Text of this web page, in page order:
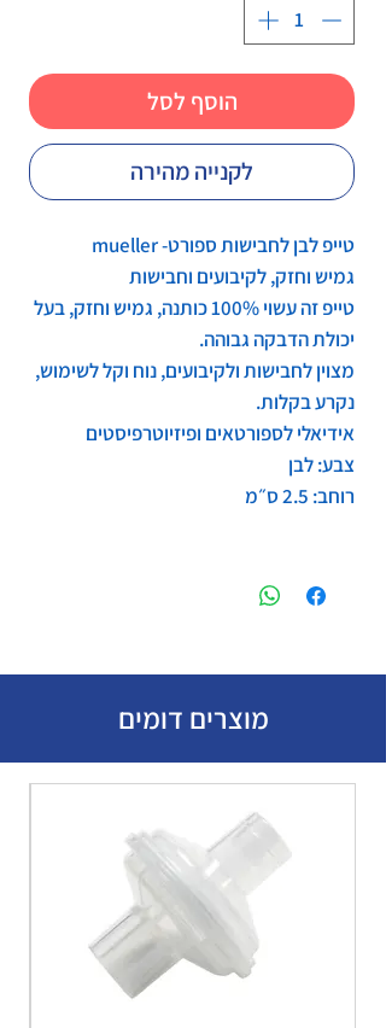
הוסף לסל
לקנייה מהירה
טייפ לבן לחבישות ספורט- mueller
גמיש וחזק, לקיבועים וחבישות
טייפ זה עשוי 100% כותנה, גמיש וחזק, בעל
יכולת הדבקה גבוהה.
מצוין לחבישות ולקיבועים, נוח וקל לשימוש,
נקרע בקלות.
אידיאלי לספורטאים ופיזיוטרפיסטים
צבע: לבן
רוחב: 2.5 ס״מ
מוצרים דומים